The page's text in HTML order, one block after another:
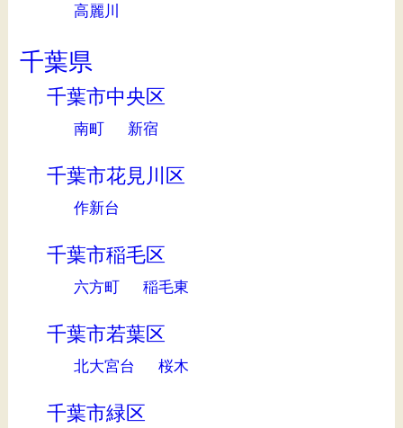
高麗川
千葉県
千葉市中央区
南町 新宿
千葉市花見川区
作新台
千葉市稲毛区
六方町 稲毛東
千葉市若葉区
北大宮台 桜木
千葉市緑区